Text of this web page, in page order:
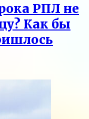
РПЛ не
Как бы